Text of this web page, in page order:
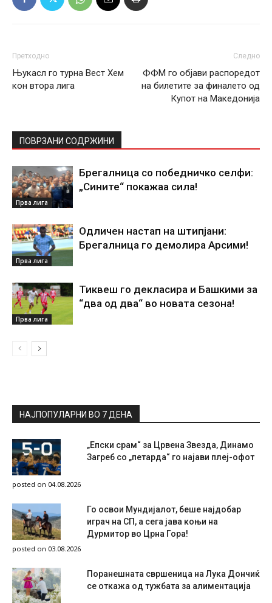
Претходно
Њукасл го турна Вест Хем
кон втора лига
Следно
ФФМ го објави распоредот
на билетите за финалето од
Купот на Македонија
ПОВРЗАНИ СОДРЖИНИ
Прва лига
Брегалница со победничко селфи:
„Сините“ покажаа сила!
Прва лига
Одличен настап на штипјани:
Брегалница го демолира Арсими!
Прва лига
Тиквеш го декласира и Башкими за
“два од два“ во новата сезона!
НАЈПОПУЛАРНИ ВО 7 ДЕНА
„Епски срам“ за Црвена Звезда, Динамо
Загреб со „петарда“ го најави плеј-офот
posted on 04.08.2026
Го освои Мундијалот, беше најдобар
играч на СП, а сега јава коњи на
Дурмитор во Црна Гора!
posted on 03.08.2026
Поранешната свршеница на Лука Дончиќ
се откажа од тужбата за алиментација